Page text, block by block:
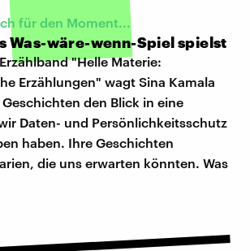
für den Moment...
Was-wäre-wenn-Spiel spielst
"Helle Materie:
Erzählungen" wagt Sina Kamala
den Blick in eine
Daten- und Persönlichkeitsschutz
haben. Ihre Geschichten
die uns erwarten könnten. Was